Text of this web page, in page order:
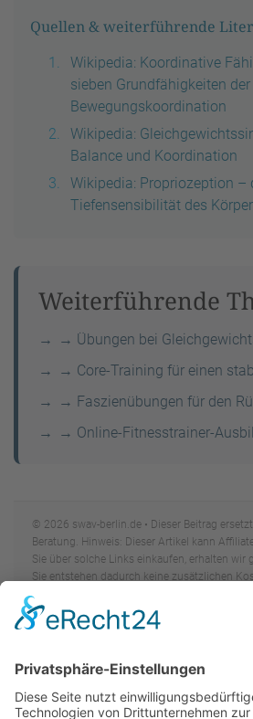
Quellen & weiterführende
Wikipedia: Koordinative
sieben Grundfähigkeiten der
Bewegungskoordination
Wikipedia:
Balance und Koordination
Wikipedia: Propriozeption –
Tiefensensibilität des
Weiterführende
→ Übungen bei
→ Core-Training für einen
→ Faszienübungen für den
→ Online-Fitnesstrainer-
© 2026 swav-berlin.de • Dieser Beitrag
Beratung. Hinweis: Dieser Artikel kann
Sie über solche Links einkaufen, erhalten wir
Sie entstehen dadurch keine zusätzlichen
beeinflussen nicht unsere redaktionelle
Inhalte.